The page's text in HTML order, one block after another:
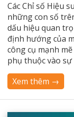
Các Chỉ số Hiệu
những con số
dấu hiệu quan
định hướng của
công cụ mạnh
phụ thuộc vào sự
Xem thêm →